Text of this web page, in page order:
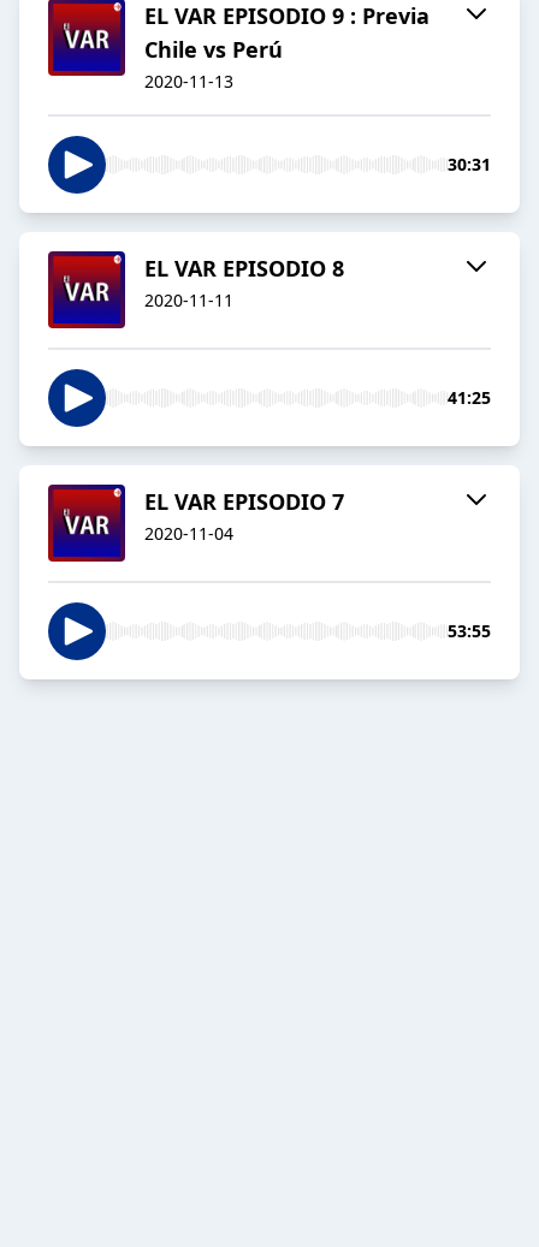
EL VAR EPISODIO 9 : Previa
Chile vs Perú
2020-11-13
30:31
EL VAR EPISODIO 8
2020-11-11
41:25
EL VAR EPISODIO 7
2020-11-04
53:55